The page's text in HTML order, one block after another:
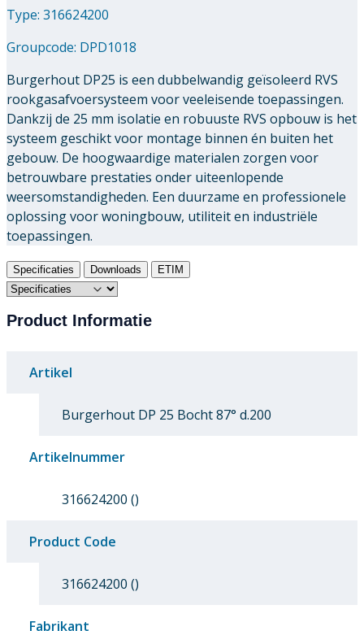
Type: 316624200
Groupcode: DPD1018
Burgerhout DP25 is een dubbelwandig geïsoleerd RVS
rookgasafvoersysteem voor veeleisende toepassingen.
Dankzij de 25 mm isolatie en robuuste RVS opbouw is het
systeem geschikt voor montage binnen én buiten het
gebouw. De hoogwaardige materialen zorgen voor
betrouwbare prestaties onder uiteenlopende
weersomstandigheden. Een duurzame en professionele
oplossing voor woningbouw, utiliteit en industriële
toepassingen.
Specificaties Downloads ETIM
Product Informatie
Artikel
Burgerhout DP 25 Bocht 87° d.200
Artikelnummer
316624200 ()
Product Code
316624200 ()
Fabrikant